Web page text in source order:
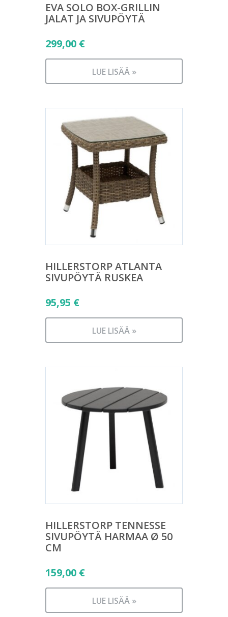
EVA SOLO BOX-GRILLIN
JALAT JA SIVUPÖYTÄ
299,00 €
LUE LISÄÄ »
HILLERSTORP ATLANTA
SIVUPÖYTÄ RUSKEA
95,95 €
LUE LISÄÄ »
HILLERSTORP TENNESSE
SIVUPÖYTÄ HARMAA Ø 50
CM
159,00 €
LUE LISÄÄ »